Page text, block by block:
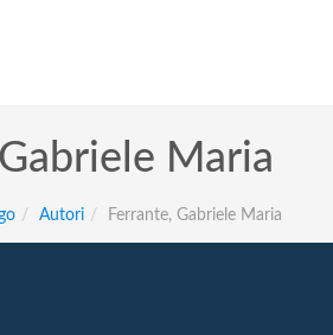
Maria
Autori Ferrante, Gabriele Maria